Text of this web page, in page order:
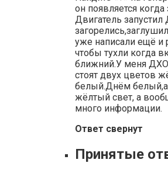
он появляется
Двигатель
уже написали ещё и
чтобы тухли когда
ближний.У меня ДХО
стоят двух цветов
белый.Днём
жёлтый свет, а
много информации.
Ответ свернут
Принятые